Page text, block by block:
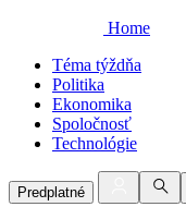
Home
Téma týždňa
Politika
Ekonomika
Spoločnosť
Technológie
Predplatné